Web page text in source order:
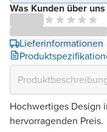
Was Kunden über
Lieferinformationen
Hochwertiges Design
hervorragenden Preis.